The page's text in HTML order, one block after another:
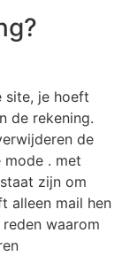
site, je hoeft
de rekening.
de
. met
zijn om
alleen mail hen
waarom